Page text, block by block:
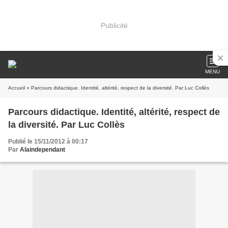
Publicité
MENU
Accueil » Parcours didactique. Identité, altérité, respect de la diversité. Par Luc Collès
Parcours didactique. Identité, altérité, respect de
la diversité. Par Luc Collès
Publié le 15/11/2012 à 00:17
Par Alaindependant